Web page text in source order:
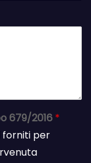
679/2016 *
forniti per